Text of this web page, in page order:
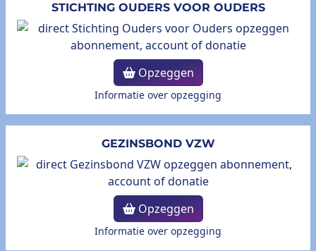
STICHTING OUDERS VOOR OUDERS
Opzeggen
Informatie over opzegging
GEZINSBOND VZW
Opzeggen
Informatie over opzegging